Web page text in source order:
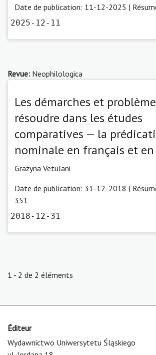
Date de publication: 11-12-2025 |
2025-12-11
Revue: Neophilologica
Les démarches et
résoudre dans les études
comparatives — la
nominale en français et
Grażyna Vetulani
Date de publication: 31-12-2018 |
351
2018-12-31
1 - 2 de 2 éléments
Éditeur
Wydawnictwo Uniwersytetu Śląskiego